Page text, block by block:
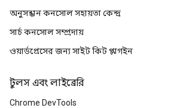
অনুসন্ধান কনসোল সহায়তা কেন্দ্র
সার্চ কনসোল সম্প্রদায়
ওয়ার্ডপ্রেসের জন্য সাইট কিট প্লাগইন
টুলস এবং লাইব্রেরি
Chrome DevTools